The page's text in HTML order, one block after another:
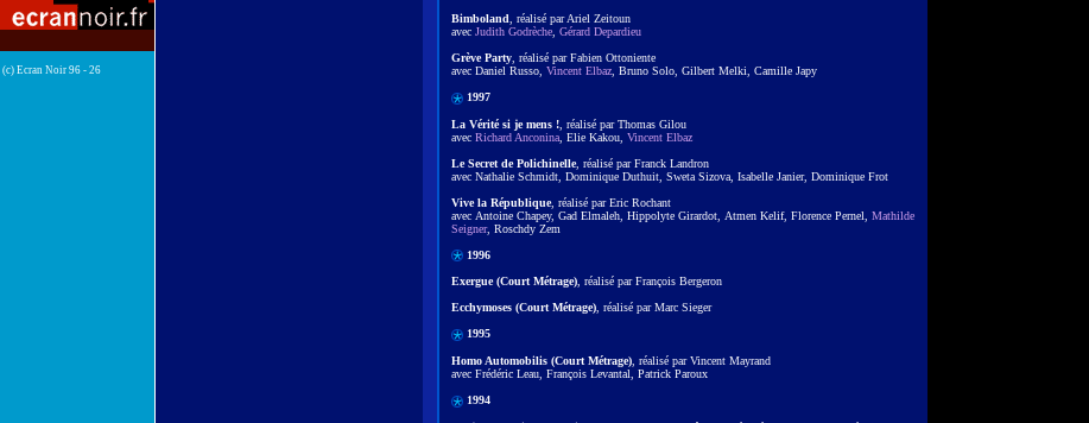
(c) Ecran Noir 96 - 26
Bimboland , réalisé par Ariel Zeitoun
avec Judith Godrèche Gérard Depardieu
Grève Party , réalisé par Fabien Ottoniente
avec Daniel Russo, Vincent Elbaz , Bruno Solo, Gilbert Melki, Camille Japy
1997
La Vérité si je mens ! , réalisé par Thomas Gilou
avec Richard Anconina , Elie Kakou, Vincent Elbaz
Le Secret de Polichinelle, réalisé par Franck Landron
avec Nathalie Schmidt, Dominique Duthuit, Sweta Sizova, Isabelle Janier, Dominique Frot
Vive la République, réalisé par Eric Rochant
avec Antoine Chapey, Gad Elmaleh, Hippolyte Girardot, Atmen Kelif, Florence Pernel, Mathilde
Seigner, Roschdy Zem
1996
Exergue (Court Métrage), réalisé par François Bergeron
Ecchymoses (Court Métrage), réalisé par Marc Sieger
1995
Homo Automobilis (Court Métrage) , réalisé par Vincent Mayrand
avec Frédéric Leau, François Levantal, Patrick Paroux
1994